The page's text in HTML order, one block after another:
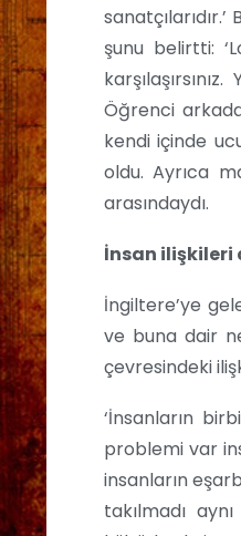
şunu belirtti:
Öğrenci
kendi içinde
oldu. Ayrıca
arasındaydı.
İnsan ilişkileri
İngiltere’ye
ve buna dair
çevresindeki
‘İnsanların
problemi var
insanların
takılmadı